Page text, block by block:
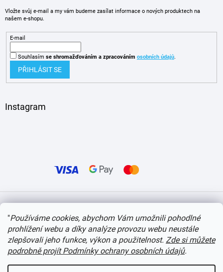
"Používáme cookies, abychom Vám umožnili pohodlné
prohlížení webu a díky analýze provozu webu neustále
zlepšovali jeho funkce, výkon a použitelnost. Zde si můžete
podrobně projít Podmínky ochrany osobních údajů.
Vložte svůj e-mail a my vám budeme zasílat informace o nových produktech na
našem e-shopu.
E-mail
Souhlasím se shromažďováním a zpracováním osobních údajů.
PŘIHLÁSIT SE
Instagram
Copyright 2026itvlaky.cz . Všechna práva vyhrazena. Upravit nastavení cookies